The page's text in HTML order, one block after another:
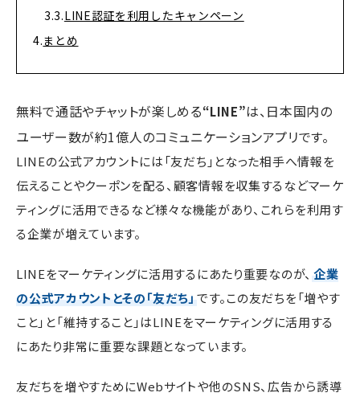
LINE認証を利用したキャンペーン
まとめ
無料で通話やチャットが楽しめる“LINE”は、日本国内の
ユーザー数が約1億人のコミュニケーションアプリです。
LINEの公式アカウントには「友だち」となった相手へ情報を
伝えることやクーポンを配る、顧客情報を収集するなどマーケ
ティングに活用できるなど様々な機能があり、これらを利用す
る企業が増えています。
LINEをマーケティングに活用するにあたり重要なのが、 企業
の公式アカウントとその「友だち」です。この友だちを「増やす
こと」と「維持すること」はLINEをマーケティングに活用する
にあたり非常に重要な課題となっています。
友だちを増やすためにWebサイトや他のSNS、広告から誘導